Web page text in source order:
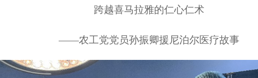
跨越喜马拉雅的仁心仁术
——农工党党员孙振卿援尼泊尔医疗故事